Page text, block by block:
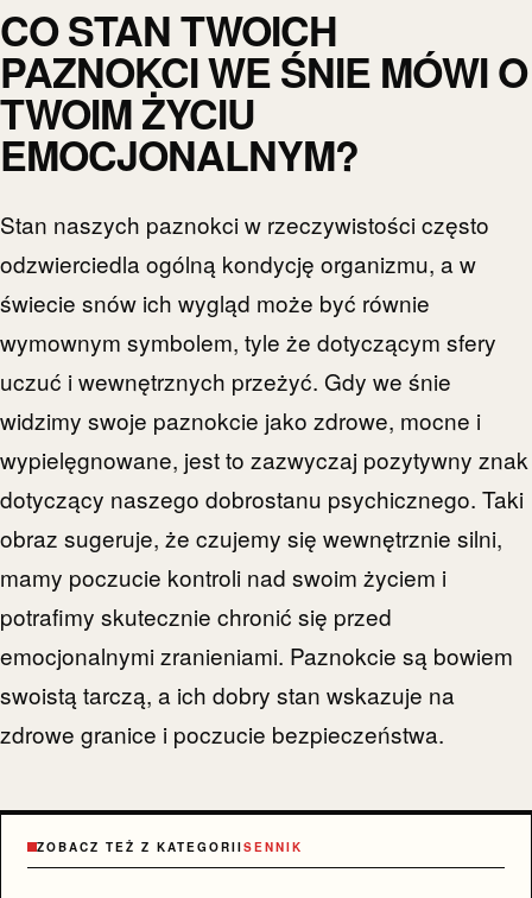
CO STAN TWOICH
PAZNOKCI WE ŚNIE MÓWI O
TWOIM ŻYCIU
EMOCJONALNYM?
Stan naszych paznokci w rzeczywistości często
odzwierciedla ogólną kondycję organizmu, a w
świecie snów ich wygląd może być równie
wymownym symbolem, tyle że dotyczącym sfery
uczuć i wewnętrznych przeżyć. Gdy we śnie
widzimy swoje paznokcie jako zdrowe, mocne i
wypielęgnowane, jest to zazwyczaj pozytywny znak
dotyczący naszego dobrostanu psychicznego. Taki
obraz sugeruje, że czujemy się wewnętrznie silni,
mamy poczucie kontroli nad swoim życiem i
potrafimy skutecznie chronić się przed
emocjonalnymi zranieniami. Paznokcie są bowiem
swoistą tarczą, a ich dobry stan wskazuje na
zdrowe granice i poczucie bezpieczeństwa.
ZOBACZ TEŻ Z KATEGORIISENNIK